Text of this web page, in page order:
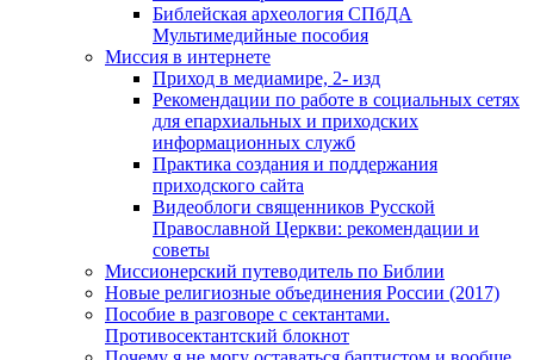
Библейская археология СПбДА
Мультимедийные пособия
Миссия в интернете
Приход в медиамире, 2- изд
Рекомендации по работе в социальных сетях
для епархиальных и приходских
информационных служб
Практика создания и поддержания
приходского сайта
Видеоблоги священников Русской
Православной Церкви: рекомендации и
советы
Миссионерский путеводитель по Библии
Новые религиозные объединения России (2017)
Пособие в разговоре с сектантами.
Противосектантский блокнот